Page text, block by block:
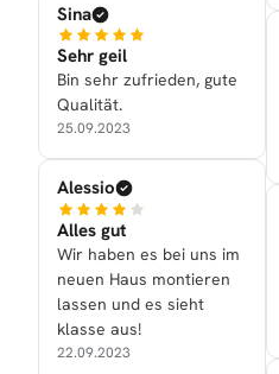
Sina
Sehr geil
Bin sehr zufrieden, gute
Qualität.
25.09.2023
Alessio
Alles gut
Wir haben es bei uns im
neuen Haus montieren
lassen und es sieht
klasse aus!
22.09.2023